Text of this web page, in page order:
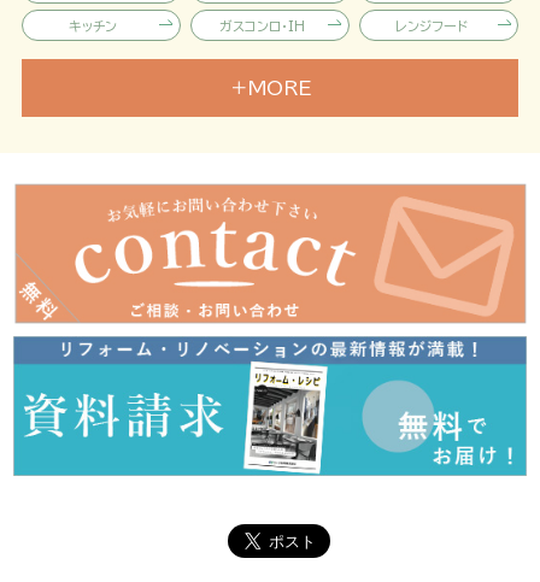
お庭のリフォーム
リノベ・大規模リフォーム
リビング・和室・耐震・太陽光発電
建物点検
シロアリ・空き家・建物調査
家電・電気設備リフォーム
キッチン ガスコンロ・IH レンジフード
給湯器 壁紙 フローリング
屋根 防水工事
樋・雨どい エクステリア フェンス・塀
ポスト・宅配BOX 駐車スペース
剪定・雑草対策 段差解消 手すり
耐震補強 収納リフォーム リビング
寝室 和室 子供部屋
太陽光発電・蓄電池 住まいの健康診断 シロアリ調査
空き家点検 エアコン 冷蔵庫
MORE